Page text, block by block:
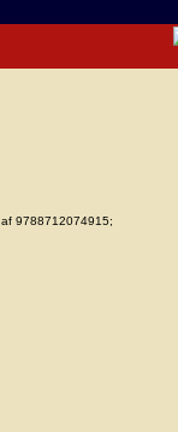
9788712074915;